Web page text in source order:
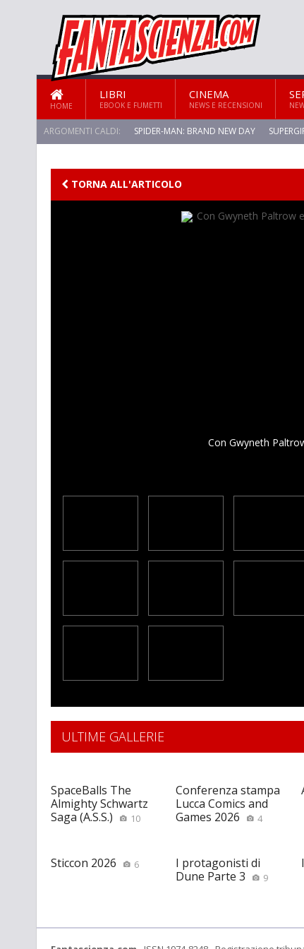
HOME
LIBRI
EBOOK E FUMETTI
CINEMA
NEWS E RECENSIONI
ARGOMENTI CALDI: SPIDER-MAN: BRAND NEW DAY
TORNA ALL'ARTICOLO
Con Gwyneth
ULTIME GALLERIE
SpaceBalls The
Almighty Schwartz
Saga (A.S.S.)
10
Conferenza stampa
Lucca Comics and
Games 2026
4
Sticcon 2026 6
I protagonisti di
Dune Parte 3
9